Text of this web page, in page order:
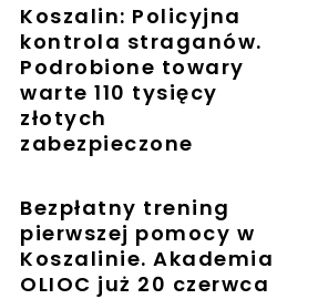
Koszalin: Policyjna
kontrola straganów.
Podrobione towary
warte 110 tysięcy
złotych
zabezpieczone
Bezpłatny trening
pierwszej pomocy w
Koszalinie. Akademia
OLIOC już 20 czerwca